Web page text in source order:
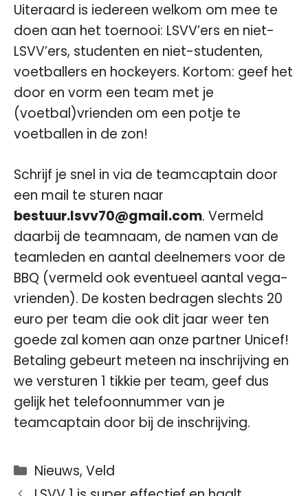
Uiteraard is iedereen welkom om mee te
doen aan het toernooi: LSVV’ers en niet-
LSVV’ers, studenten en niet-studenten,
voetballers en hockeyers. Kortom: geef het
door en vorm een team met je
(voetbal)vrienden om een potje te
voetballen in de zon!
Schrijf je snel in via de teamcaptain door
een mail te sturen naar
bestuur.lsvv70@gmail.com. Vermeld
daarbij de teamnaam, de namen van de
teamleden en aantal deelnemers voor de
BBQ (vermeld ook eventueel aantal vega-
vrienden). De kosten bedragen slechts 20
euro per team die ook dit jaar weer ten
goede zal komen aan onze partner Unicef!
Betaling gebeurt meteen na inschrijving en
we versturen 1 tikkie per team, geef dus
gelijk het telefoonnummer van je
teamcaptain door bij de inschrijving.
Categorieën
Nieuws,Veld